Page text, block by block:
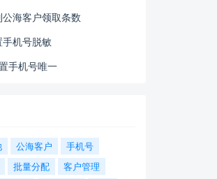
海客户领取条数
机号脱敏
手机号唯一
公海客户
手机号
批量分配
客户管理